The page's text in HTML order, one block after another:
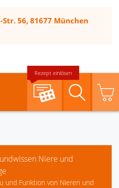
56, 81677 München
Rezept einlösen
Suche
Niere und
und Funktion von Nieren und